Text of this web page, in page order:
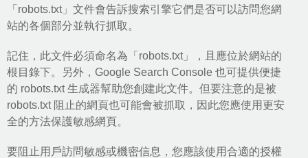
「robots.txt」文件會告訴搜索引擎它們是否可以訪問您網
站的各個部分並執行抓取。
記住，此文件必須命名為「robots.txt」，且應位於網站的
根目錄下。另外，Google Search Console 也可提供便捷
的 robots.txt 生成器幫助您創建此文件。但要注意的是被
robots.txt 阻止的網頁也可能會被抓取，因此您應使用更安
全的方法保護敏感網頁。
要阻止用戶訪問敏感或機密信息，您應該使用合適的授權